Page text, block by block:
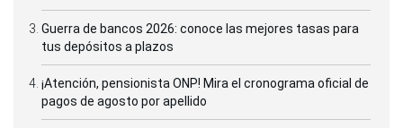
Guerra de bancos 2026: conoce las mejores tasas para
tus depósitos a plazos
¡Atención, pensionista ONP! Mira el cronograma oficial de
pagos de agosto por apellido